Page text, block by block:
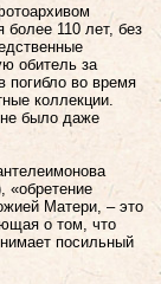
110 лет, без
обитель за
погибло во время
коллекции.
не было даже
«обретение
Матери, – это
о том, что
посильный